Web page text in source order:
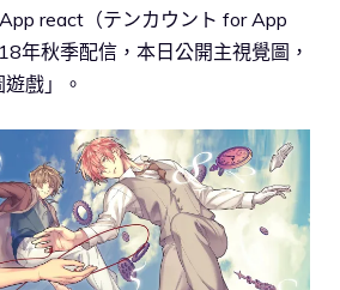
react（テンカウント for App
年秋季配信，本日公開主視覺圖，
戲」。